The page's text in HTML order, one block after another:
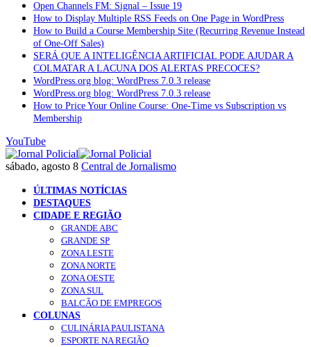
Open Channels FM: Signal – Issue 19
How to Display Multiple RSS Feeds on One Page in WordPress
How to Build a Course Membership Site (Recurring Revenue Instead
of One-Off Sales)
SERÁ QUE A INTELIGÊNCIA ARTIFICIAL PODE AJUDAR A
COLMATAR A LACUNA DOS ALERTAS PRECOCES?
WordPress.org blog: WordPress 7.0.3 release
WordPress.org blog: WordPress 7.0.3 release
How to Price Your Online Course: One-Time vs Subscription vs
Membership
YouTube
sábado, agosto 8 Central de Jornalismo
ÚLTIMAS NOTÍCIAS
DESTAQUES
CIDADE E REGIÃO
GRANDE ABC
GRANDE SP
ZONA LESTE
ZONA NORTE
ZONA OESTE
ZONA SUL
BALCÃO DE EMPREGOS
COLUNAS
CULINÁRIA PAULISTANA
ESPORTE NA REGIÃO